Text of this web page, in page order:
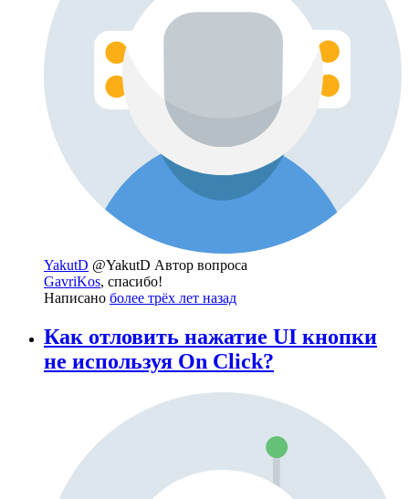
YakutD @YakutD Автор вопроса
GavriKos, спасибо!
Написано более трёх лет назад
Как отловить нажатие UI кнопки
не используя On Click?